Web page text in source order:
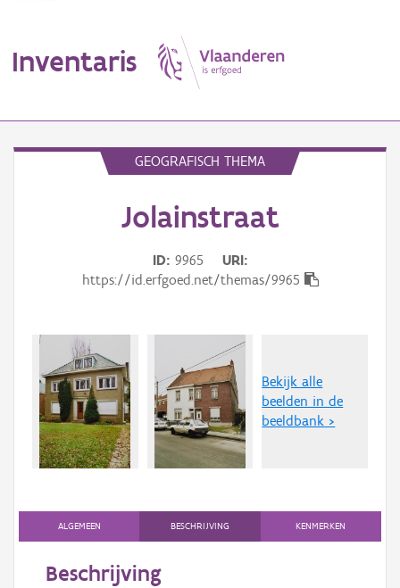
Inventaris
Thema
Gebeurtenis
Persoon of collectief
Downloads
Aanmelden
GEOGRAFISCH THEMA
Jolainstraat
ID 9965
URI
https://id.erfgoed.net/themas/9965
Bekijk alle
beelden in de
beeldbank >
ALGEMEEN BESCHRIJVING KENMERKEN
Beschrijving